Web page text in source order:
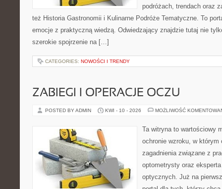
podróżach, trendach oraz
też Historia Gastronomii i Kulinarne Podróże Tematyczne. To
emocje z praktyczną wiedzą. Odwiedzający znajdzie tutaj nie
szerokie spojrzenie na […]
CATEGORIES: NOWOŚCI I TRENDY
ZABIEGI I OPERACJE OCZU
POSTED BY ADMIN KWI - 10 - 2026 MOŻLIWOŚĆ
Ta witryna to wartościowy
ochronie wzroku, w
zagadnienia związane z
optometrysty oraz
optycznych. Już na